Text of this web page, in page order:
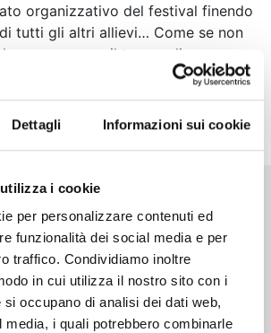
Dettagli Informazioni sui cookie
i cookie
per personalizzare contenuti ed
funzionalità dei social media e per
traffico. Condividiamo inoltre
in cui utilizza il nostro sito con i
occupano di analisi dei dati web,
media, i quali potrebbero combinarle
organizzativo del festival finendo
tutti gli altri allievi… Come se non
possa avere il tempo di
ecco che una nuova anomalia
corpo! Il festival dello sport della
diventa sempre più turbolento...
della serie